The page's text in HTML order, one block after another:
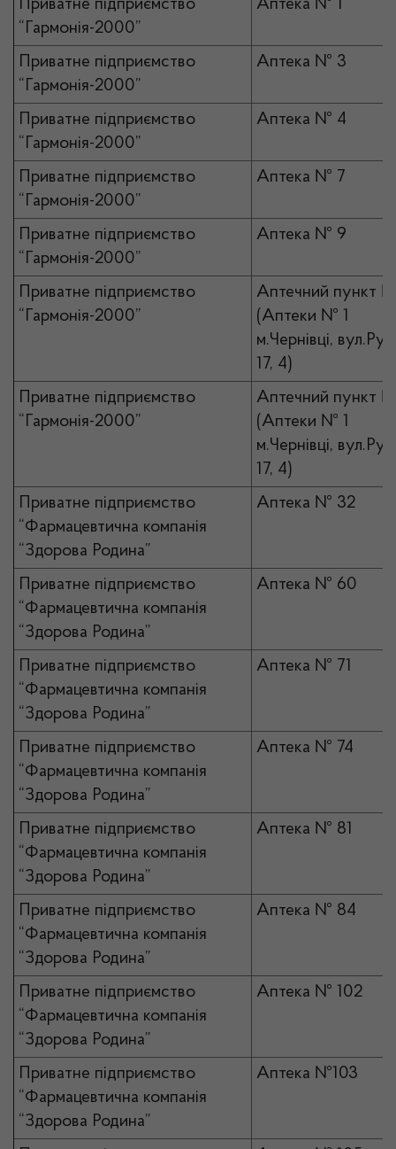
Приватне підприємство
“Гармонія-2000”
Аптека № 1
Приватне підприємство
“Гармонія-2000”
Аптека № 3
Приватне підприємство
“Гармонія-2000”
Аптека № 4
Приватне підприємство
“Гармонія-2000”
Аптека № 7
Приватне підприємство
“Гармонія-2000”
Аптека № 9
Приватне підприємство
“Гармонія-2000”
Аптечний пункт
(Аптеки № 1
м.Чернівці,
17, 4)
Приватне підприємство
“Гармонія-2000”
Аптечний пункт
(Аптеки № 1
м.Чернівці,
17, 4)
Приватне підприємство
“Фармацевтична компанія
“Здорова Родина”
Аптека № 32
Приватне підприємство
“Фармацевтична компанія
“Здорова Родина”
Аптека № 60
Приватне підприємство
“Фармацевтична компанія
“Здорова Родина”
Аптека № 71
Приватне підприємство
“Фармацевтична компанія
“Здорова Родина”
Аптека № 74
Приватне підприємство
“Фармацевтична компанія
“Здорова Родина”
Аптека № 81
Приватне підприємство
“Фармацевтична компанія
“Здорова Родина”
Аптека № 84
Приватне підприємство
“Фармацевтична компанія
“Здорова Родина”
Аптека № 102
Приватне підприємство
“Фармацевтична компанія
“Здорова Родина”
Аптека №103